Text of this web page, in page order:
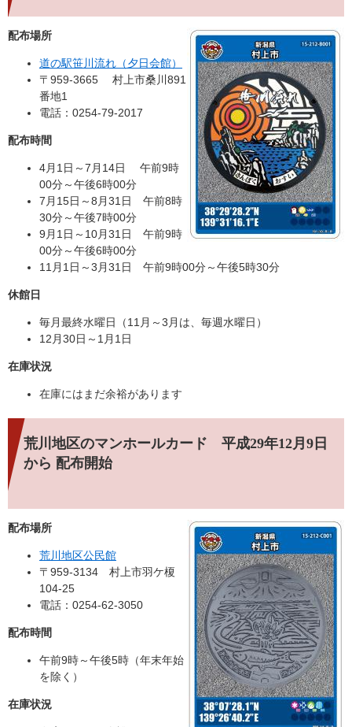
配布場所
道の駅笹川流れ（夕日会館）
〒959-3665 村上市桑川891
番地1
電話：0254-79-2017
配布時間
4月1日～7月14日 午前9時
00分～午後6時00分
7月15日～8月31日 午前8時
30分～午後7時00分
9月1日～10月31日 午前9時
00分～午後6時00分
11月1日～3月31日 午前9時00分～午後5時30分
休館日
毎月最終水曜日（11月～3月は、毎週水曜日）
12月30日～1月1日
在庫状況
在庫にはまだ余裕があります
荒川地区のマンホールカード 平成29年12月9日
から 配布開始
配布場所
荒川地区公民館
〒959-3134 村上市羽ケ榎
104-25
電話：0254-62-3050
配布時間
午前9時～午後5時（年末年始
を除く）
在庫状況